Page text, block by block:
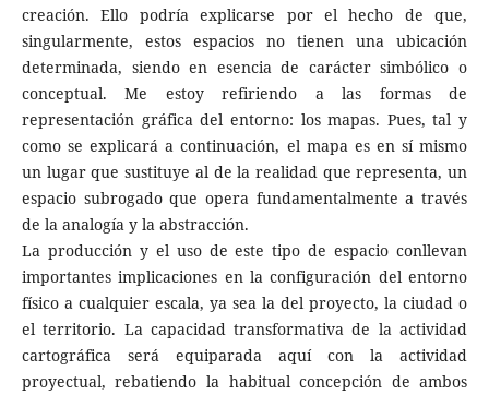
creación. Ello podría explicarse por el hecho de que,
singularmente, estos espacios no tienen una ubicación
determinada, siendo en esencia de carácter simbólico o
conceptual. Me estoy refiriendo a las formas de
representación gráfica del entorno: los mapas. Pues, tal y
como se explicará a continuación, el mapa es en sí mismo
un lugar que sustituye al de la realidad que representa, un
espacio subrogado que opera fundamentalmente a través
de la analogía y la abstracción.
La producción y el uso de este tipo de espacio conllevan
importantes implicaciones en la configuración del entorno
físico a cualquier escala, ya sea la del proyecto, la ciudad o
el territorio. La capacidad transformativa de la actividad
cartográfica será equiparada aquí con la actividad
proyectual, rebatiendo la habitual concepción de ambos